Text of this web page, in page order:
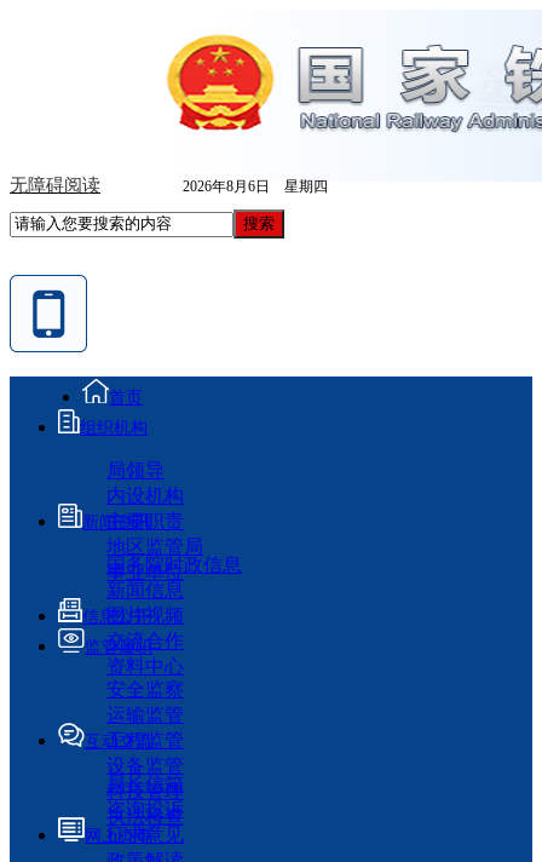
无障碍阅读 2026年8月6日 星期四
首页
组织机构
局领导
内设机构
主要职责
地区监管局
事业单位
新闻资讯
国务院时政信息
新闻信息
图片视频
交流合作
资料中心
信息公开
监管履职
安全监察
运输监管
工程监管
设备监管
科技管理
执法检查
互动交流
局长信箱
咨询投诉
征求意见
网上办事